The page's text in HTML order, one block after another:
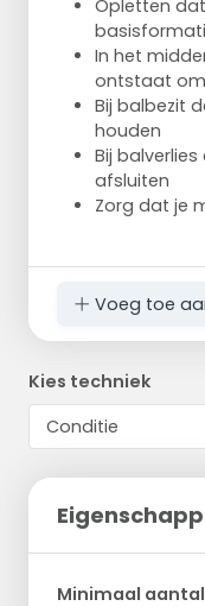
Opletten
In het
ontstaat om
Bij balbezit
houden
Bij
afsluiten
Zorg dat je
Voeg toe
Kies techniek
Minimaal